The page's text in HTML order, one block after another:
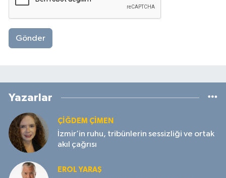
Gönder
Yazarlar
ÇIĞDEM ÇIMEN
İzmir’in ruhu, tribünlerin sessizliği ve ortak
akıl çağrısı
EROL YARAŞ